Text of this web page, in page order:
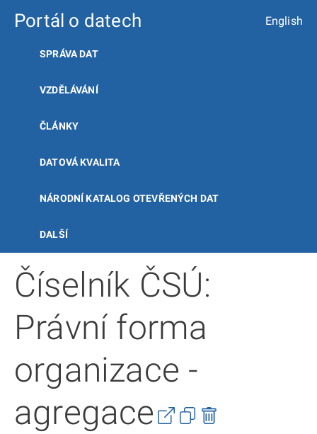
Portál o datech English
SPRÁVA DAT
VZDĚLÁVÁNÍ
ČLÁNKY
DATOVÁ KVALITA
NÁRODNÍ KATALOG OTEVŘENÝCH DAT
DALŠÍ
Číselník ČSÚ:
Právní forma
organizace -
agregace